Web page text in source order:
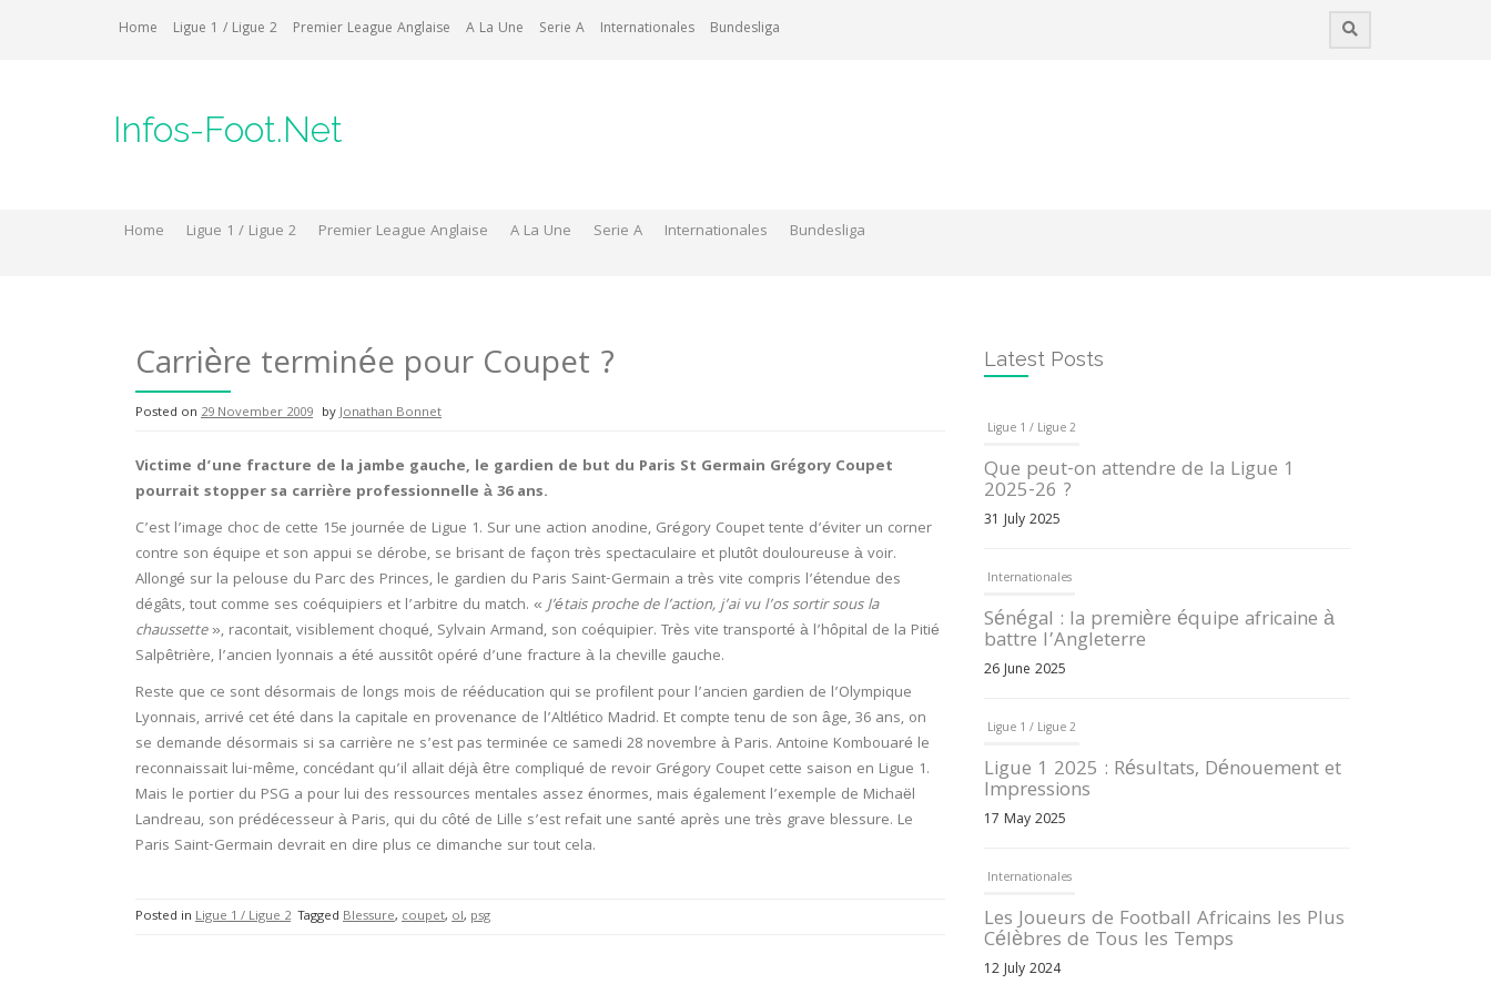
Home Ligue 1 / Ligue 2 Premier League Anglaise A La Une Serie A Internationales Bundesliga
Infos-Foot.Net
Home Ligue 1 / Ligue 2 Premier League Anglaise A La Une Serie A Internationales Bundesliga
Carrière terminée pour Coupet ?
Posted on 29 November 2009 byJonathan Bonnet
Victime d’une fracture de la jambe gauche, le gardien de but du Paris St Germain Grégory Coupet
pourrait stopper sa carrière professionnelle à 36 ans.
C’est l’image choc de cette 15e journée de Ligue 1. Sur une action anodine, Grégory Coupet tente d’éviter un corner
contre son équipe et son appui se dérobe, se brisant de façon très spectaculaire et plutôt douloureuse à voir.
Allongé sur la pelouse du Parc des Princes, le gardien du Paris Saint-Germain a très vite compris l’étendue des
dégâts, tout comme ses coéquipiers et l’arbitre du match. «J’étais proche de l’action, j’ai vu l’os sortir sous la
chaussette», racontait, visiblement choqué, Sylvain Armand, son coéquipier. Très vite transporté à l’hôpital de la Pitié
Salpêtrière, l’ancien lyonnais a été aussitôt opéré d’une fracture à la cheville gauche.
Reste que ce sont désormais de longs mois de rééducation qui se profilent pour l’ancien gardien de l’Olympique
Lyonnais, arrivé cet été dans la capitale en provenance de l’Altlético Madrid. Et compte tenu de son âge, 36 ans, on
se demande désormais si sa carrière ne s’est pas terminée ce samedi 28 novembre à Paris. Antoine Kombouaré le
reconnaissait lui-même, concédant qu’il allait déjà être compliqué de revoir Grégory Coupet cette saison en Ligue 1.
Mais le portier du PSG a pour lui des ressources mentales assez énormes, mais également l’exemple de Michaël
Landreau, son prédécesseur à Paris, qui du côté de Lille s’est refait une santé après une très grave blessure. Le
Paris Saint-Germain devrait en dire plus ce dimanche sur tout cela.
Posted in Ligue 1 / Ligue 2 Tagged Blessure, coupet, ol, psg
Latest Posts
Ligue 1 / Ligue 2
Que peut-on attendre de la Ligue 1
2025-26 ?
31 July 2025
Internationales
Sénégal : la première équipe africaine à
battre l’Angleterre
26 June 2025
Ligue 1 / Ligue 2
Ligue 1 2025 : Résultats, Dénouement et
Impressions
17 May 2025
Internationales
Les Joueurs de Football Africains les Plus
Célèbres de Tous les Temps
12 July 2024